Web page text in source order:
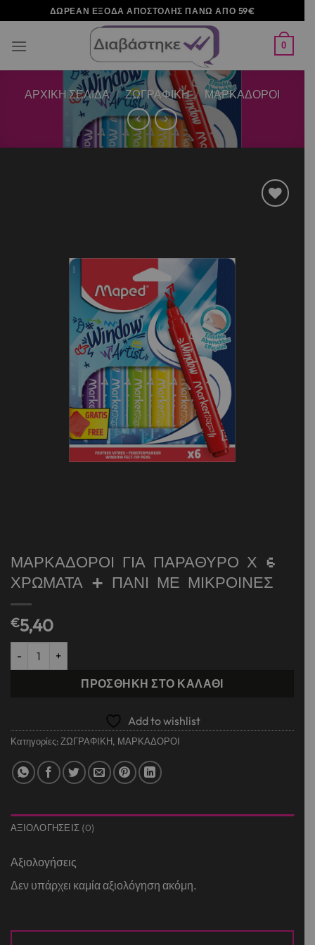
στο
περιεχόμενο
ΔΩΡΕΑΝ ΕΞΟΔΑ ΑΠΟΣΤΟΛΗΣ ΠΑΝΩ ΑΠΟ 59€
0
ΑΡΧΙΚΉ ΣΕΛΊΔΑ / ΖΩΓΡΑΦΙΚΗ / ΜΑΡΚΑΔΟΡΟΙ
ΜΑΡΚΑΔΟΡΟΙ ΓΙΑ ΠΑΡΑΘΥΡΟ Χ 6
ΧΡΩΜΑΤΑ + ΠΑΝΙ ΜΕ ΜΙΚΡΟΙΝΕΣ
€5,40
ΜΑΡΚΑΔΟΡΟΙ ΓΙΑ ΠΑΡΑΘΥΡΟ Χ 6 ΧΡΩΜΑΤΑ + ΠΑΝΙ ΜΕ
ΠΡΟΣΘΉΚΗ ΣΤΟ ΚΑΛΆΘΙ
Add to wishlist
Κατηγορίες: ΖΩΓΡΑΦΙΚΗ, ΜΑΡΚΑΔΟΡΟΙ
ΑΞΙΟΛΟΓΉΣΕΙΣ (0)
Αξιολογήσεις
Δεν υπάρχει καμία αξιολόγηση ακόμη.